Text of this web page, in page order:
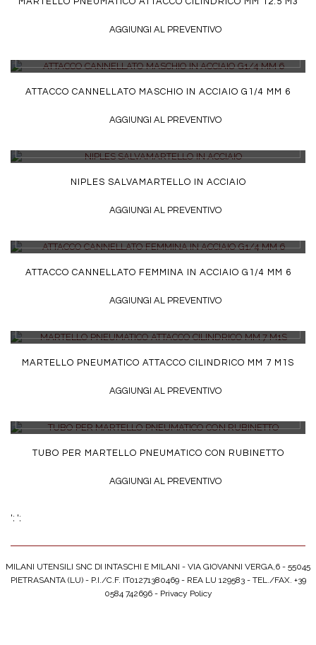
AGGIUNGI AL PREVENTIVO
ATTACCO CANNELLATO MASCHIO IN ACCIAIO G1/4 MM 6
AGGIUNGI AL PREVENTIVO
NIPLES SALVAMARTELLO IN ACCIAIO
AGGIUNGI AL PREVENTIVO
ATTACCO CANNELLATO FEMMINA IN ACCIAIO G1/4 MM 6
AGGIUNGI AL PREVENTIVO
MARTELLO PNEUMATICO ATTACCO CILINDRICO MM 7 M1S
AGGIUNGI AL PREVENTIVO
TUBO PER MARTELLO PNEUMATICO CON RUBINETTO
AGGIUNGI AL PREVENTIVO
'; ';
MILANI UTENSILI SNC DI INTASCHI E MILANI - VIA GIOVANNI VERGA,6 - 55045
PIETRASANTA (LU) - P.I./C.F. IT01271380469 - REA LU 129583 - TEL./FAX. +39
0584 742696 - Privacy Policy